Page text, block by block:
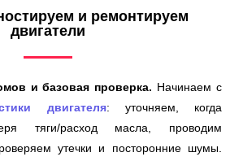
и ремонтируем
двигатели
и базовая проверка. Начинаем с
двигателя: уточняем, когда
тяги/расход масла, проводим
утечки и посторонние шумы.